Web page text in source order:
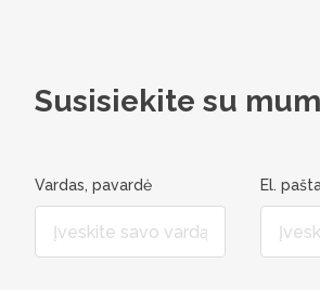
Susisiekite su
Vardas, pavardė El.